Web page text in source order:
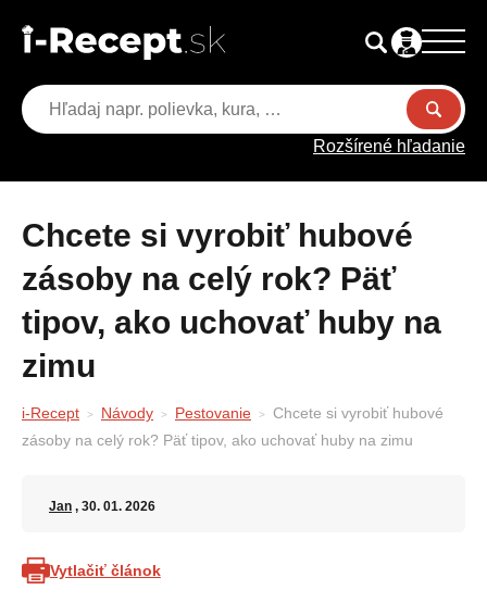
Rozšírené hľadanie
Chcete si vyrobiť hubové
zásoby na celý rok? Päť
tipov, ako uchovať huby na
zimu
i-Recept Návody Pestovanie
Chcete si vyrobiť hubové
zásoby na celý rok? Päť tipov, ako uchovať huby na zimu
Jan , 30. 01. 2026
Vytlačiť článok